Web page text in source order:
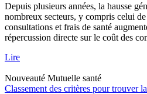
Depuis plusieurs années, la hausse
nombreux secteurs, y compris celui
consultations et frais de santé
répercussion directe sur le coût des
Lire
Nouveauté Mutuelle santé
Classement des critères pour trouver